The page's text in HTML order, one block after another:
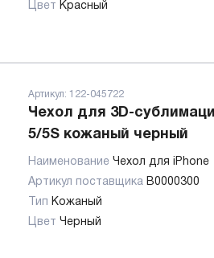
Цвет Красный
Артикул: 122-045722
Чехол для 3D-
5/5S кожаный черный
Наименование Чехол для iPhone
Артикул поставщика В0000300
Тип Кожаный
Цвет Черный